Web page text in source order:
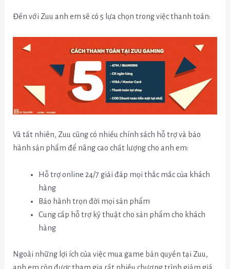
Đến với Zuu anh em sẽ có 5 lựa chọn trong việc thanh toán:
Và tất nhiên, Zuu cũng có nhiều chính sách hỗ trợ và bảo
hành sản phẩm để nâng cao chất lượng cho anh em:
Hỗ trợ online 24/7 giải đáp mọi thắc mắc của khách
hàng
Bảo hành trọn đời mọi sản phẩm
Cung cấp hỗ trợ kỹ thuật cho sản phẩm cho khách
hàng
Ngoài những lợi ích của việc mua game bản quyền tại Zuu,